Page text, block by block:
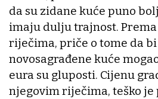
da su zidane kuće puno
imaju dulju trajnost.
riječima, priče o tome da
novosagrađene kuće
eura su gluposti. Cijenu
njegovim riječima, teško